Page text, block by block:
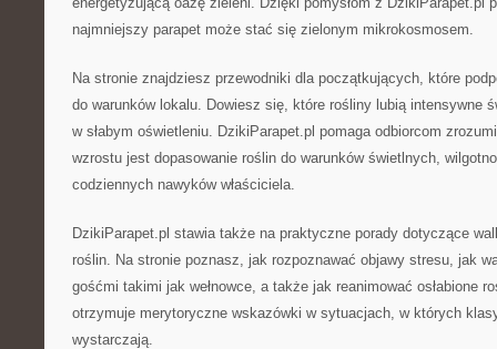
najmniejszy parapet może stać się zielonym mikrokosmosem.
Na stronie znajdziesz przewodniki dla początkujących, które
do warunków lokalu. Dowiesz się, które rośliny lubią intensywne
w słabym oświetleniu. DzikiParapet.pl pomaga odbiorcom
wzrostu jest dopasowanie roślin do warunków świetlnych,
codziennych nawyków właściciela.
DzikiParapet.pl stawia także na praktyczne porady dotyczące
roślin. Na stronie poznasz, jak rozpoznawać objawy stresu, jak
gośćmi takimi jak wełnowce, a także jak reanimować osłabione
otrzymuje merytoryczne wskazówki w sytuacjach, w których
wystarczają.